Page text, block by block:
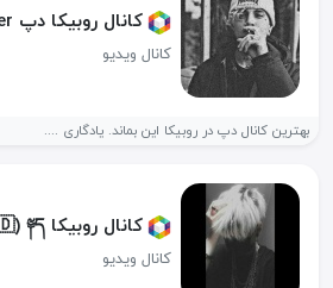
کانال روبیکا دپ Joker
کانال ویدیو
بهترین کانال دپ در روبیکا این بماند. یادگاری ....
کانال روبیکا ཌ༈(🇲 🇴 🇴 🇩) ༈ད
کانال ویدیو